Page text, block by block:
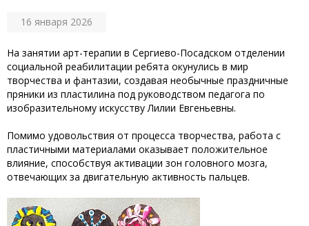
16 января 2026
‎На занятии арт-терапии в Сергиево-Посадском отделении
социальной реабилитации ребята окунулись в мир
творчества и фантазии, создавая необычные праздничные
пряники из пластилина под руководством педагога по
изобразительному искусству Лилии Евгеньевны.
‎Помимо удовольствия от процесса творчества, работа с
пластичными материалами оказывает положительное
влияние, способствуя активации зон головного мозга,
отвечающих за двигательную активность пальцев.